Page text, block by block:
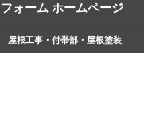
フォーム ホームページ
屋根工事・付帯部・屋根塗装